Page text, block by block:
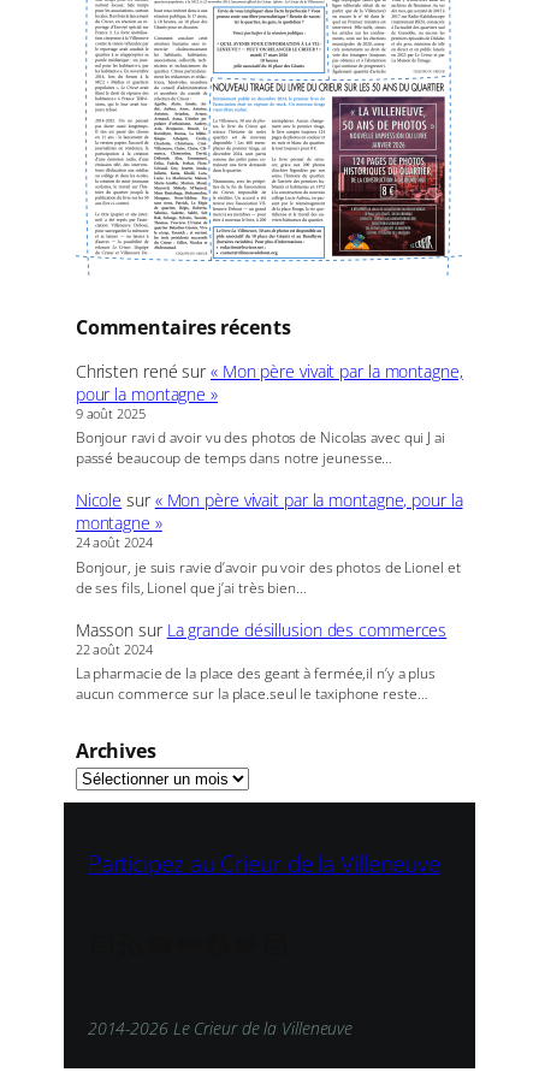
Commentaires récents
Christen rené sur« Mon père vivait par la montagne,
pour la montagne »
9 août 2025
Bonjour ravi d avoir vu des photos de Nicolas avec qui J ai
passé beaucoup de temps dans notre jeunesse…
Nicole sur« Mon père vivait par la montagne, pour la
montagne »
24 août 2024
Bonjour, je suis ravie d’avoir pu voir des photos de Lionel et
de ses fils, Lionel que j’ai très bien…
Masson sur La grande désillusion des commerces
22 août 2024
La pharmacie de la place des geant à fermée,il n’y a plus
aucun commerce sur la place.seul le taxiphone reste…
Archives
Participez au Crieur de la Villeneuve
2014-2026 Le Crieur de la Villeneuve